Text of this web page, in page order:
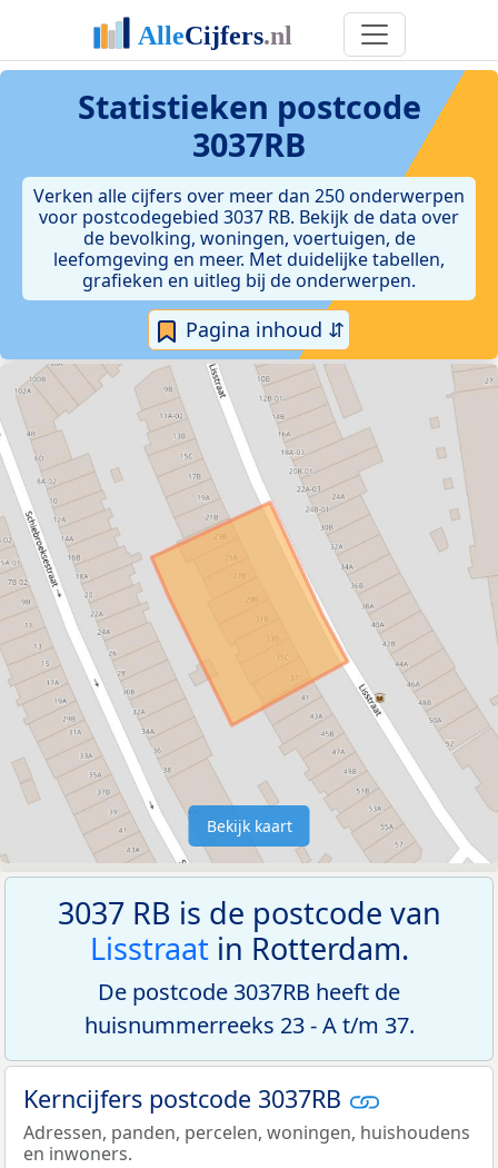
Statistieken postcode
3037RB
Verken alle cijfers over meer dan 250 onderwerpen
voor postcodegebied 3037 RB. Bekijk de data over
de bevolking, woningen, voertuigen, de
leefomgeving en meer. Met duidelijke tabellen,
grafieken en uitleg bij de onderwerpen.
Pagina inhoud ⇵
Bekijk kaart
3037 RB is de postcode van
Lisstraatin Rotterdam.
De postcode 3037RB heeft de
huisnummerreeks 23 - A t/m 37.
Kerncijfers postcode 3037RB
Adressen, panden, percelen, woningen, huishoudens
en inwoners.